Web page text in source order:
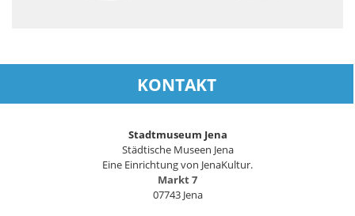
KONTAKT
Stadtmuseum Jena
Städtische Museen Jena
Eine Einrichtung von JenaKultur.
Markt 7
07743 Jena